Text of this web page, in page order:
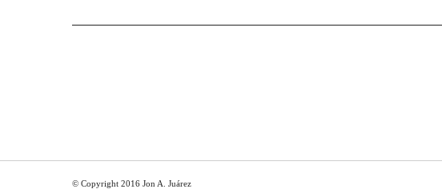
© Copyright 2016 Jon A. Juárez